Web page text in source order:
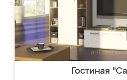
Гостиная